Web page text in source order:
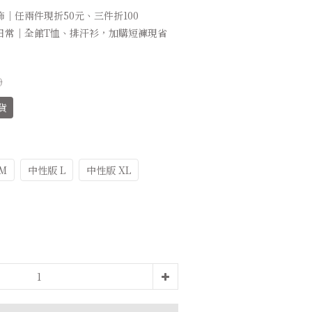
任兩件現折50元、三件折100
｜全館T恤、排汗衫，加購短褲現省
中性版 L 中性版 XL